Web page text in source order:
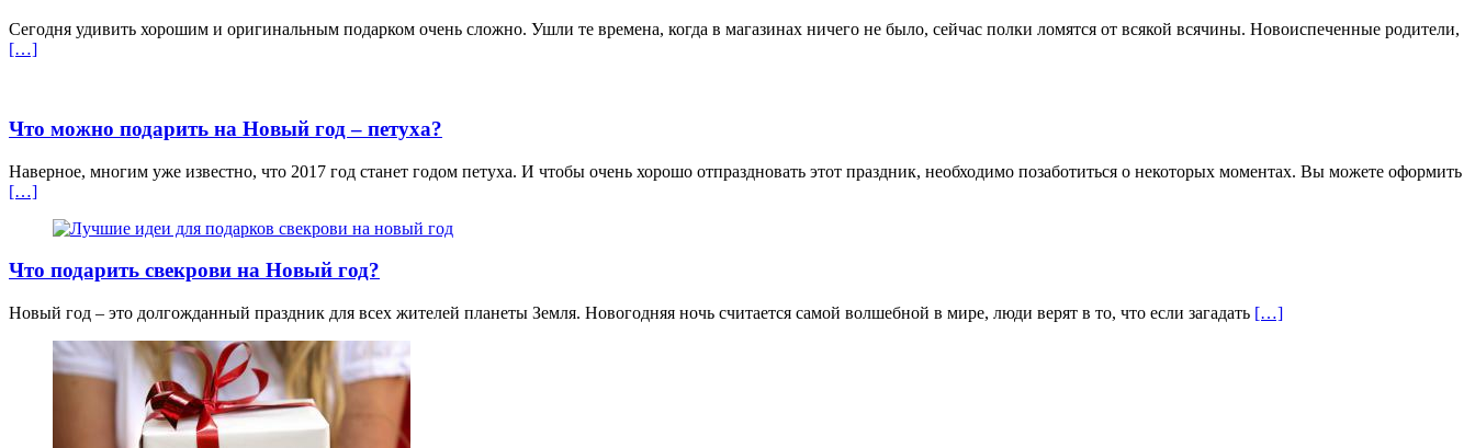
Сегодня удивить хорошим и оригинальным подарком очень сложно. Ушли те времена, когда в магазинах ничего не было, сейчас полки ломятся от всякой всячины. Новоиспеченные родители,
[…]
Что можно подарить на Новый год – петуха?
Наверное, многим уже известно, что 2017 год станет годом петуха. И чтобы очень хорошо отпраздновать этот праздник, необходимо позаботиться о некоторых моментах. Вы можете оформить
[…]
Что подарить свекрови на Новый год?
Новый год – это долгожданный праздник для всех жителей планеты Земля. Новогодняя ночь считается самой волшебной в мире, люди верят в то, что если загадать […]